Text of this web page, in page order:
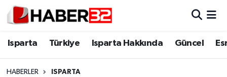
Isparta Türkiye Isparta Hakkında Güncel
HABERLER ISPARTA
Isparta
Isparta Nöbetçi Eczaneler